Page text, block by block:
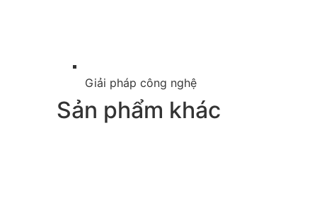
Giải pháp công nghệ
Sản phẩm khác